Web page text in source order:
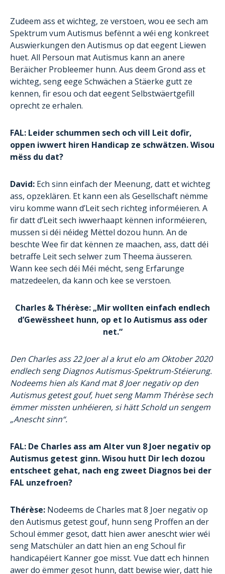
Zudeem ass et wichteg, ze verstoen, wou ee sech am
Spektrum vum Autismus befënnt a wéi eng konkreet
Auswierkungen den Autismus op dat eegent Liewen
huet. All Persoun mat Autismus kann an anere
Beräicher Probleemer hunn. Aus deem Grond ass et
wichteg, seng eege Schwächen a Stäerke gutt ze
kennen, fir esou och dat eegent Selbstwäertgefill
oprecht ze erhalen.
FAL: Leider schummen sech och vill Leit dofir,
oppen iwwert hiren Handicap ze schwätzen. Wisou
mëss du dat?
David: Ech sinn einfach der Meenung, datt et wichteg
ass, opzeklären. Et kann een als Gesellschaft nëmme
viru komme wann d’Leit sech richteg informéieren. A
fir datt d’Leit sech iwwerhaapt kënnen informéieren,
mussen si déi néideg Mëttel dozou hunn. An de
beschte Wee fir dat kënnen ze maachen, ass, datt déi
betraffe Leit sech selwer zum Theema äusseren.
Wann kee sech déi Méi mécht, seng Erfarunge
matzedeelen, da kann och kee se verstoen.
Charles & Thérèse: „Mir wollten einfach endlech
d’Gewëssheet hunn, op et lo Autismus ass oder
net.“
Den Charles ass 22 Joer al a krut elo am Oktober 2020
endlech seng Diagnos Autismus-Spektrum-Stéierung.
Nodeems hien als Kand mat 8 Joer negativ op den
Autismus getest gouf, huet seng Mamm Thérèse sech
ëmmer missten unhéieren, si hätt Schold un sengem
„Anescht sinn“.
FAL: De Charles ass am Alter vun 8 Joer negativ op
Autismus getest ginn. Wisou hutt Dir Iech dozou
entscheet gehat, nach eng zweet Diagnos bei der
FAL unzefroen?
Thérèse: Nodeems de Charles mat 8 Joer negativ op
den Autismus getest gouf, hunn seng Proffen an der
Schoul ëmmer gesot, datt hien awer anescht wier wéi
seng Matschüler an datt hien an eng Schoul fir
handicapéiert Kanner goe misst. Vue datt ech hinnen
awer do ëmmer gesot hunn, datt bewise wier, datt hie